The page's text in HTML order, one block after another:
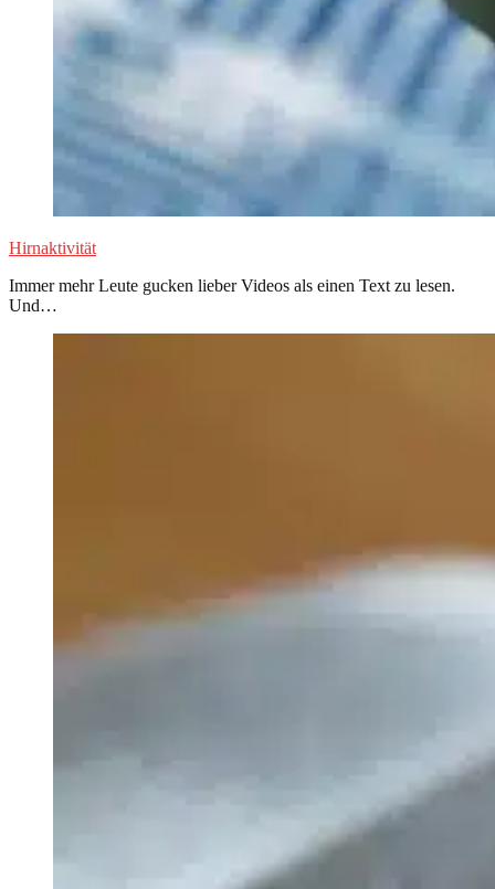
Hirnaktivität
Immer mehr Leute gucken lieber Videos als einen Text zu lesen.
Und…